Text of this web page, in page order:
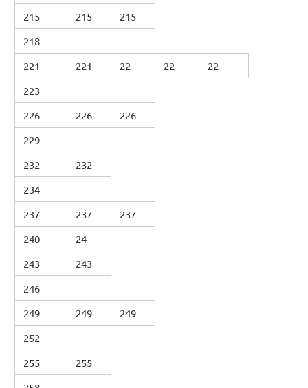
215
215
215
218
221
221 22 22
22
223
226
226
226
229
232
232
234
237
237
237
240
24
243
243
246
249
249
249
252
255
255